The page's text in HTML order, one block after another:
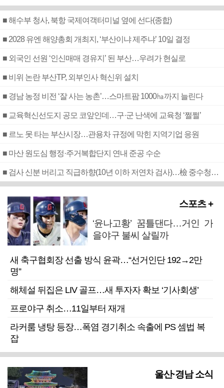
■ 해수부 청사, 북항 국제여객터미널 옆에 선다(종합)
■ 2028 유엔 해양총회 개최지, ‘부산이냐 제주냐’ 10일 결정
■ 외국인 선원 ‘인신매매 경유지’ 된 부산…우려가 현실로
■ 비위 논란 부산TP, 외부인사 혁신위 설치
■ 경남 농정 비전 ‘잘 사는 농촌’…스마트팜 1000㏊까지 늘린다
■ 교육혁신선도지 공모 코앞인데…구·군 난색에 교육청 ‘쩔쩔’
■ 르노 못 타는 부산시장…관용차 규정에 막힌 지역기업 응원
■ 마산 원도심 행정·주거복합단지 연내 준공 수순
■ 검사 신분 버리고 직급하향(10년 이하 저연차 검사)…檢 중수청행 기피
스포츠 +
‘윤나고황’ 꿈틀댄다…거인 가
을야구 불씨 살릴까
새 축구협회장 선출 방식 윤곽…“선거인단 192→2만
명”
해체설 뒤집은 LIV 골프…새 투자자 확보 ‘기사회생’
프로야구 취소…11일부터 재개
라커룸 냉탕 등장…폭염 경기취소 속출에 PS 셈법 복
잡
울산·경남 소식